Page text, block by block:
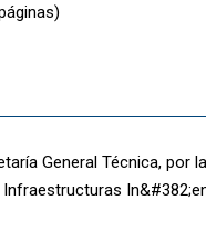
General Técnica, por